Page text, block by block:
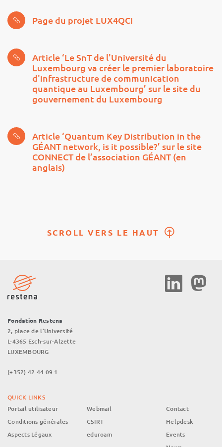
Page du projet LUX4QCI
Article ‘Le SnT de l'Université du
Luxembourg va créer le premier laboratoire
d'infrastructure de communication
quantique au Luxembourg’ sur le site du
gouvernement du Luxembourg
Article ‘Quantum Key Distribution in the
GÉANT network, is it possible?’ sur le site
CONNECT de l’association GÉANT (en
anglais)
SCROLL VERS LE HAUT
Fondation Restena
2, place de l’Université
L-4365 Esch-sur-Alzette
LUXEMBOURG
(+352) 42 44 09 1
Social
Media
QUICK LINKS
Portail utilisateur
Conditions générales
Aspects Légaux
Webmail
CSIRT
eduroam
Contact
Helpdesk
Events